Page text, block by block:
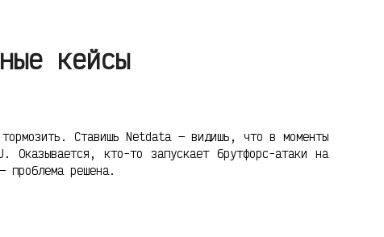
кейсы
Ставишь Netdata — видишь, что в моменты
Оказывается, кто-то запускает брутфорс-атаки на
проблема решена.